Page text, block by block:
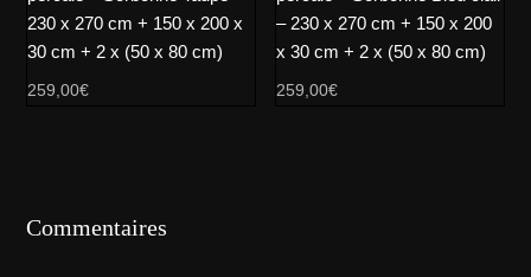
230 x 270 cm + 150 x 200 x
30 cm + 2 x (50 x 80 cm)
259,00€
– 230 x 270 cm + 150 x 200
x 30 cm + 2 x (50 x 80 cm)
259,00€
Commentaires